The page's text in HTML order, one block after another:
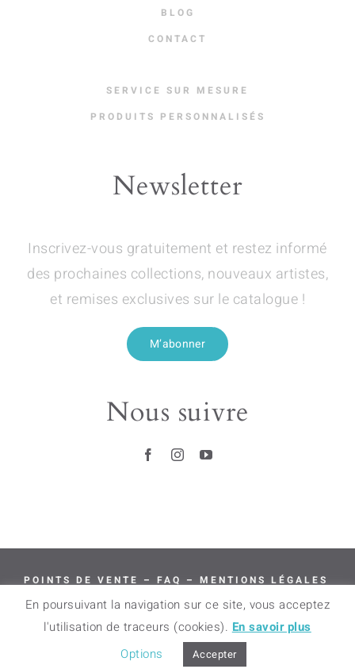
BLOG
CONTACT
SERVICE SUR MESURE
PRODUITS PERSONNALISÉS
Newsletter
Inscrivez-vous gratuitement et restez informé
des prochaines collections, nouveaux artistes,
et remises exclusives sur le catalogue !
M’abonner
Nous suivre
POINTS DE VENTE – FAQ – MENTIONS LÉGALES
–
LIVRAISON & RETOURS
© 2018 – 2024 BAMINK – TOUS DROITS
RÉSERVÉS
En poursuivant la navigation sur ce site, vous acceptez
l'utilisation de traceurs (cookies). En savoir plus
Options
Accepter